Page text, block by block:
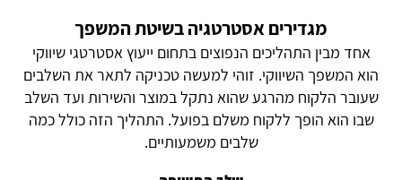
מגדירים אסטרטגיה בשיטת המשפך
אחד מבין התהליכים הנפוצים בתחום ייעוץ אסטרטגי שיווקי
הוא המשפך השיווקי. זוהי למעשה טכניקה לתאר את השלבים
שעובר הלקוח מהרגע שהוא נתקל במוצר והשירות ועד השלב
שבו הוא הופך ללקוח משלם בפועל. התהליך הזה כולל כמה
שלבים משמעותיים.